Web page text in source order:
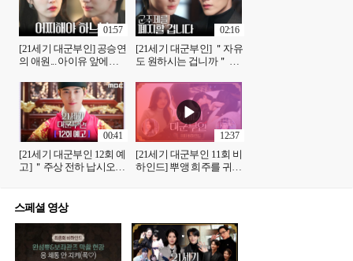
[21세기 대군부인] 공승연
의 애원... 아이유 앞에서
MBC 260515 방송
01:57
[21세기 대군부인] ＂자유
도 원하시는 겁니까＂ 변
고 격돌하다, MBC
260515 방송
02:16
[21세기 대군부인 12회 예
고] ＂주상 전하 납시오＂,
00:41
[21세기 대군부인 11회 비
하인드] 뿌앵 희주를 귀여
12:37
스페셜 영상